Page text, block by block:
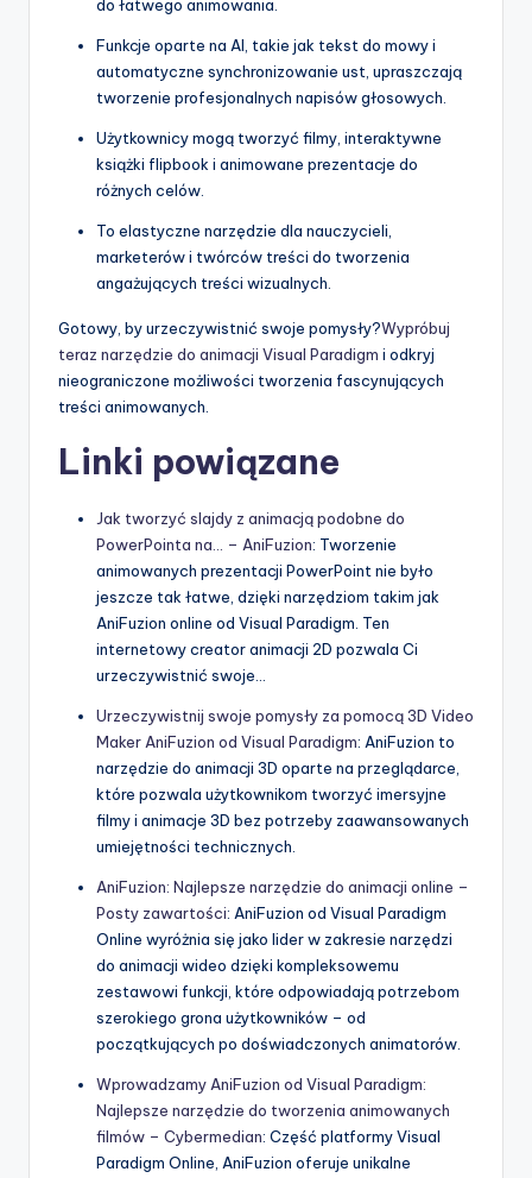
do łatwego animowania.
Funkcje oparte na AI, takie jak tekst do mowy i
automatyczne synchronizowanie ust, upraszczają
tworzenie profesjonalnych napisów głosowych.
Użytkownicy mogą tworzyć filmy, interaktywne
książki flipbook i animowane prezentacje do
różnych celów.
To elastyczne narzędzie dla nauczycieli,
marketerów i twórców treści do tworzenia
angażujących treści wizualnych.
Gotowy, by urzeczywistnić swoje pomysły?Wypróbuj
teraz narzędzie do animacji Visual Paradigm i odkryj
nieograniczone możliwości tworzenia fascynujących
treści animowanych.
Linki powiązane
Jak tworzyć slajdy z animacją podobne do
PowerPointa na… – AniFuzion: Tworzenie
animowanych prezentacji PowerPoint nie było
jeszcze tak łatwe, dzięki narzędziom takim jak
AniFuzion online od Visual Paradigm. Ten
internetowy creator animacji 2D pozwala Ci
urzeczywistnić swoje…
Urzeczywistnij swoje pomysły za pomocą 3D Video
Maker AniFuzion od Visual Paradigm: AniFuzion to
narzędzie do animacji 3D oparte na przeglądarce,
które pozwala użytkownikom tworzyć imersyjne
filmy i animacje 3D bez potrzeby zaawansowanych
umiejętności technicznych.
AniFuzion: Najlepsze narzędzie do animacji online –
Posty zawartości: AniFuzion od Visual Paradigm
Online wyróżnia się jako lider w zakresie narzędzi
do animacji wideo dzięki kompleksowemu
zestawowi funkcji, które odpowiadają potrzebom
szerokiego grona użytkowników – od
początkujących po doświadczonych animatorów.
Wprowadzamy AniFuzion od Visual Paradigm:
Najlepsze narzędzie do tworzenia animowanych
filmów – Cybermedian: Część platformy Visual
Paradigm Online, AniFuzion oferuje unikalne